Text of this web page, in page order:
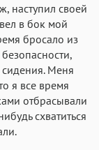
наступил своей
в бок мой
бросало из
Меня
я все время
отбрасывали
схватиться